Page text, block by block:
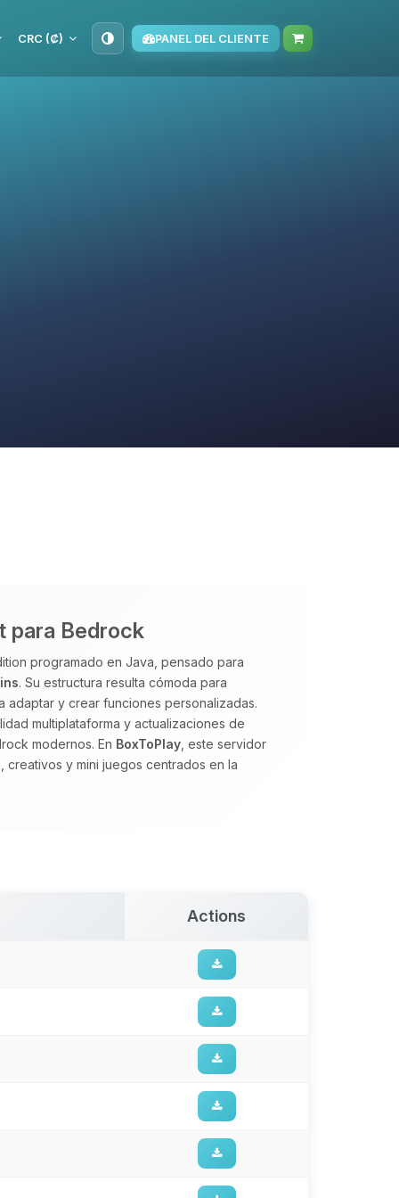
CRC (₡) PANEL DEL CLIENTE
para Bedrock
programado en Java, pensado para
. Su estructura resulta cómoda para
adaptar y crear funciones personalizadas.
multiplataforma y actualizaciones de
modernos. En BoxToPlay , este servidor
y mini juegos centrados en la
Actions